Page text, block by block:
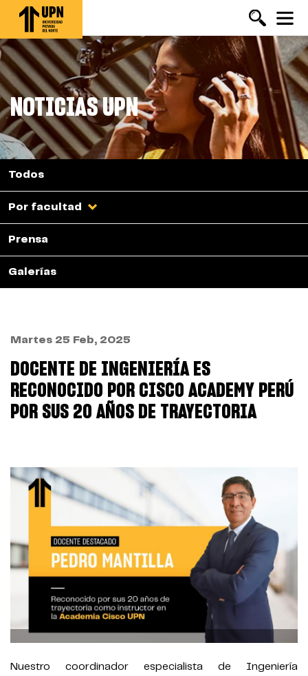
Pasar
contenido
principal
NOTICIAS UPN
Todos
Por facultad
Prensa
Galerías
Martes 25 Feb, 2025
DOCENTE DE INGENIERÍA ES
RECONOCIDO POR CISCO ACADEMY PERÚ
POR SUS 20 AÑOS DE TRAYECTORIA
Nuestro coordinador especialista de Ingeniería